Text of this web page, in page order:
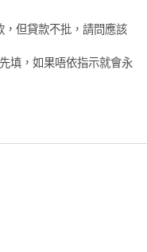
但貸款不批，請問應該
填，如果唔依指示就會永